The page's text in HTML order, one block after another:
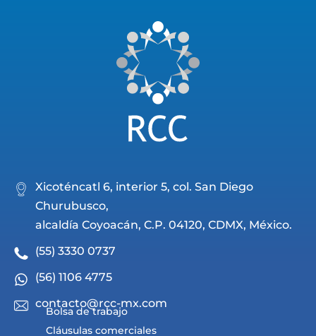
Xicoténcatl 6, interior 5, col. San Diego
Churubusco,
alcaldía Coyoacán, C.P. 04120, CDMX, México.
(55) 3330 0737
(56) 1106 4775
contacto@rcc-mx.com
Bolsa de trabajo
Cláusulas comerciales